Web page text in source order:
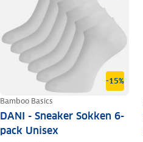
-15%
Bamboo Basics
DANI - Sneaker Sokken 6-
pack Unisex